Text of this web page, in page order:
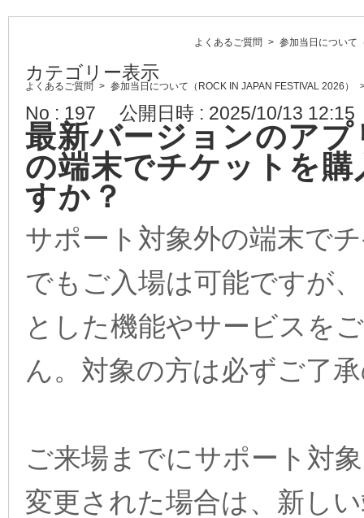
よくあるご質問 > 参加当日について
カテゴリー表示
よくあるご質問 > 参加当日について（ROCK IN JAPAN FESTIVAL 2026）
No : 197 公開日時 : 2025/10/13 12:15
最新バージョンのア
の端末でチケットを
すか？
サポート対象外の端末で
でもご入場は可能ですが
とした機能やサービスを
ん。対象の方は必ずご了
ご来場までにサポート対
変更された場合は、新し